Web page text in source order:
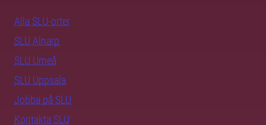
Alla SLU-orter
SLU Alnarp
SLU Umeå
SLU Uppsala
Jobba på SLU
Kontakta SLU